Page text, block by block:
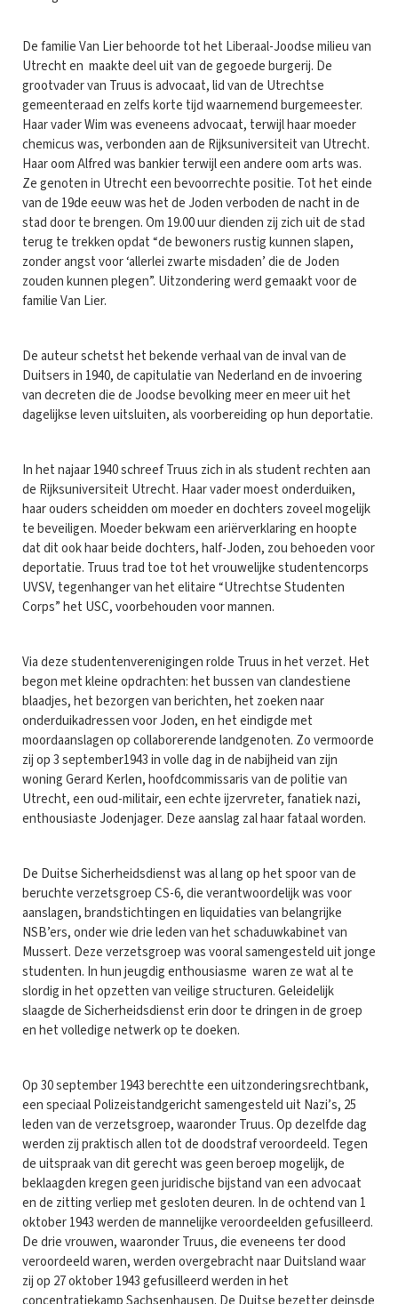
De familie Van Lier behoorde tot het Liberaal-Joodse milieu van
Utrecht en maakte deel uit van de gegoede burgerij. De
grootvader van Truus is advocaat, lid van de Utrechtse
gemeenteraad en zelfs korte tijd waarnemend burgemeester.
Haar vader Wim was eveneens advocaat, terwijl haar moeder
chemicus was, verbonden aan de Rijksuniversiteit van Utrecht.
Haar oom Alfred was bankier terwijl een andere oom arts was.
Ze genoten in Utrecht een bevoorrechte positie. Tot het einde
van de 19de eeuw was het de Joden verboden de nacht in de
stad door te brengen. Om 19.00 uur dienden zij zich uit de stad
terug te trekken opdat “de bewoners rustig kunnen slapen,
zonder angst voor ‘allerlei zwarte misdaden’ die de Joden
zouden kunnen plegen”. Uitzondering werd gemaakt voor de
familie Van Lier.
De auteur schetst het bekende verhaal van de inval van de
Duitsers in 1940, de capitulatie van Nederland en de invoering
van decreten die de Joodse bevolking meer en meer uit het
dagelijkse leven uitsluiten, als voorbereiding op hun deportatie.
In het najaar 1940 schreef Truus zich in als student rechten aan
de Rijksuniversiteit Utrecht. Haar vader moest onderduiken,
haar ouders scheidden om moeder en dochters zoveel mogelijk
te beveiligen. Moeder bekwam een ariërverklaring en hoopte
dat dit ook haar beide dochters, half-Joden, zou behoeden voor
deportatie. Truus trad toe tot het vrouwelijke studentencorps
UVSV, tegenhanger van het elitaire “Utrechtse Studenten
Corps” het USC, voorbehouden voor mannen.
Via deze studentenverenigingen rolde Truus in het verzet. Het
begon met kleine opdrachten: het bussen van clandestiene
blaadjes, het bezorgen van berichten, het zoeken naar
onderduikadressen voor Joden, en het eindigde met
moordaanslagen op collaborerende landgenoten. Zo vermoorde
zij op 3 september1943 in volle dag in de nabijheid van zijn
woning Gerard Kerlen, hoofdcommissaris van de politie van
Utrecht, een oud-militair, een echte ijzervreter, fanatiek nazi,
enthousiaste Jodenjager. Deze aanslag zal haar fataal worden.
De Duitse Sicherheidsdienst was al lang op het spoor van de
beruchte verzetsgroep CS-6, die verantwoordelijk was voor
aanslagen, brandstichtingen en liquidaties van belangrijke
NSB’ers, onder wie drie leden van het schaduwkabinet van
Mussert. Deze verzetsgroep was vooral samengesteld uit jonge
studenten. In hun jeugdig enthousiasme waren ze wat al te
slordig in het opzetten van veilige structuren. Geleidelijk
slaagde de Sicherheidsdienst erin door te dringen in de groep
en het volledige netwerk op te doeken.
Op 30 september 1943 berechtte een uitzonderingsrechtbank,
een speciaal Polizeistandgericht samengesteld uit Nazi’s, 25
leden van de verzetsgroep, waaronder Truus. Op dezelfde dag
werden zij praktisch allen tot de doodstraf veroordeeld. Tegen
de uitspraak van dit gerecht was geen beroep mogelijk, de
beklaagden kregen geen juridische bijstand van een advocaat
en de zitting verliep met gesloten deuren. In de ochtend van 1
oktober 1943 werden de mannelijke veroordeelden gefusilleerd.
De drie vrouwen, waaronder Truus, die eveneens ter dood
veroordeeld waren, werden overgebracht naar Duitsland waar
zij op 27 oktober 1943 gefusilleerd werden in het